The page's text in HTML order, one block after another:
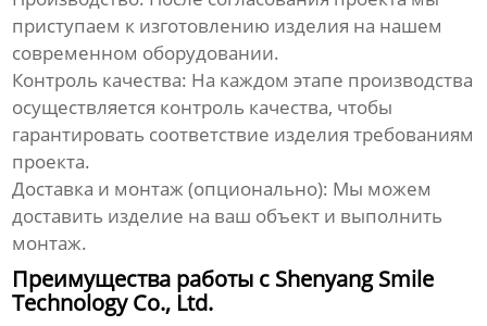
приступаем к изготовлению изделия на нашем
современном оборудовании.
Контроль качества: На каждом этапе производства
осуществляется контроль качества, чтобы
гарантировать соответствие изделия требованиям
проекта.
Доставка и монтаж (опционально): Мы можем
доставить изделие на ваш объект и выполнить
монтаж.
Преимущества работы с Shenyang Smile
Technology Co., Ltd.